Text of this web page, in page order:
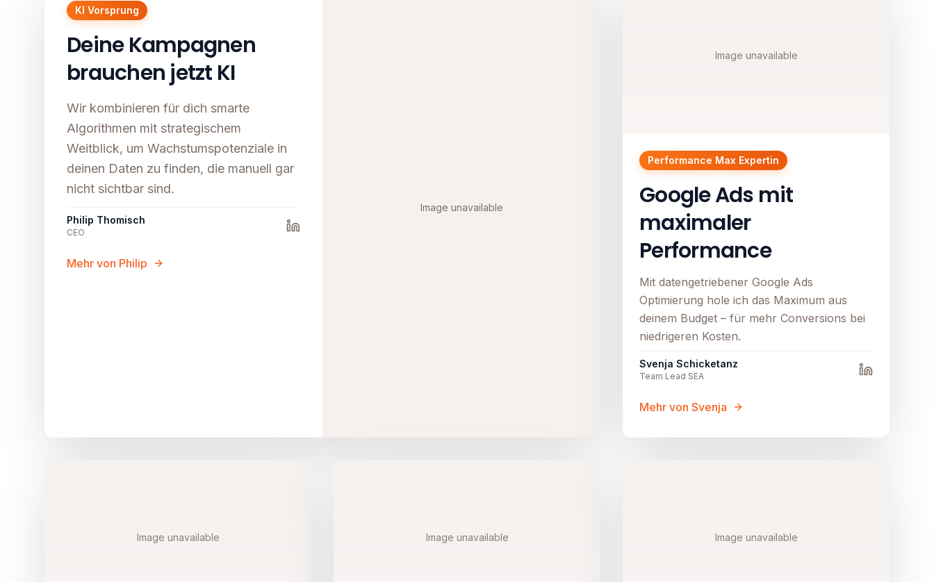
KI Vorsprung
Deine Kampagnen
brauchen jetzt KI
Wir kombinieren für dich smarte
Algorithmen mit strategischem
Weitblick, um Wachstumspotenziale in
deinen Daten zu finden, die manuell gar
nicht sichtbar sind.
Philip Thomisch
CEO
Mehr von Philip
Image unavailable
Image unavailable
Performance Max Expertin
Google Ads mit
maximaler
Performance
Mit datengetriebener Google Ads
Optimierung hole ich das Maximum aus
deinem Budget – für mehr Conversions bei
niedrigeren Kosten.
Svenja Schicketanz
Team Lead SEA
Mehr von Svenja
Image unavailable Image unavailable Image unavailable